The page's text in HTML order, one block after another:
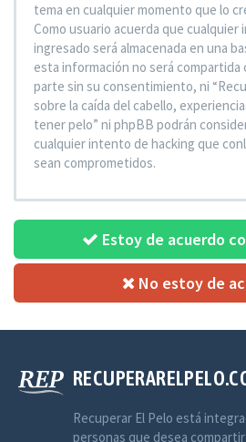
tema en cualquier momento que lo
Como usuario acuerda que cualquier
ingresado será almacenada en una
esta información no será compartida
parte sin su consentimiento, ni
sobre la caída del cabello,
tener pelo” ni phpBB podrán
cualquier intento de hacking que
sean comprometidos.
Estoy de acuerdo
No estoy de
Recuperar El Pelo está
personas que desea